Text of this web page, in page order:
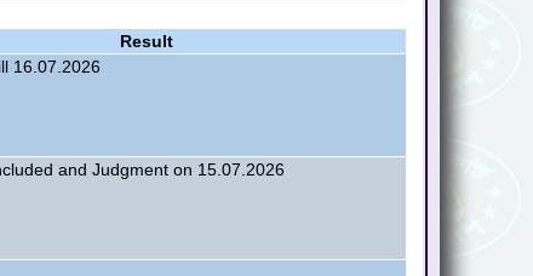
Result
16.07.2026
and Judgment on 15.07.2026